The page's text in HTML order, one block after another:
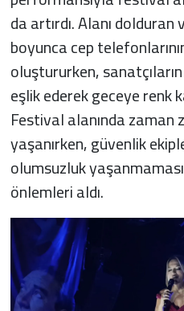
da artırdı. Alanı
boyunca cep
oluştururken,
eşlik ederek geceye renk
Festival alanında zaman
yaşanırken, güvenlik
olumsuzluk
önlemleri aldı.